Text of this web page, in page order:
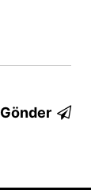
Gönder